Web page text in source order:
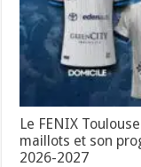
Le FENIX
maillots et son
2026-2027